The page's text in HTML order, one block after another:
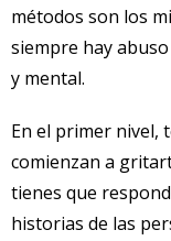
métodos son los
siempre hay
y mental.
En el primer nivel,
comienzan a
tienes que
historias de las